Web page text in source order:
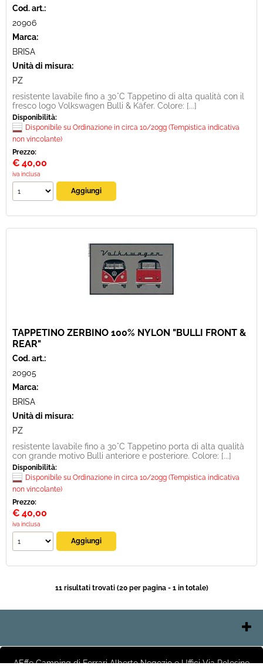
Cod. art.:
20906
Marca:
BRISA
Unità di misura:
PZ
resistente lavabile fino a 30°C Tappetino di alta qualità con il
fresco logo Volkswagen Bulli & Käfer. Colore: [...]
Disponibilità:
Disponibile su Ordinazione in circa 10/20gg (Tempistica indicativa
non vincolante)
Prezzo:
€ 40,00
iva inclusa
TAPPETINO ZERBINO 100% NYLON "BULLI FRONT &
REAR"
Cod. art.:
20905
Marca:
BRISA
Unità di misura:
PZ
resistente lavabile fino a 30°C Tappetino porta di alta qualità
con grande motivo Bulli anteriore e posteriore. Colore: [...]
Disponibilità:
Disponibile su Ordinazione in circa 10/20gg (Tempistica indicativa
non vincolante)
Prezzo:
€ 40,00
iva inclusa
11 risultati trovati (20 per pagina - 1 in totale)
AEffe Camping di Ferrari Alberto Negozio e Uffici Via Polesine